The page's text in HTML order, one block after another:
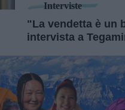
Interviste
"La vendetta è un
intervista a